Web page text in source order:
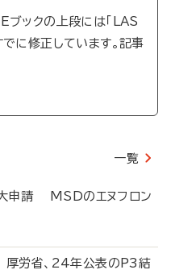
ックの上段には「LAS
でに修正しています。記事
一覧
申請 MSDのエヌフロン
労省、24年公表のP3結